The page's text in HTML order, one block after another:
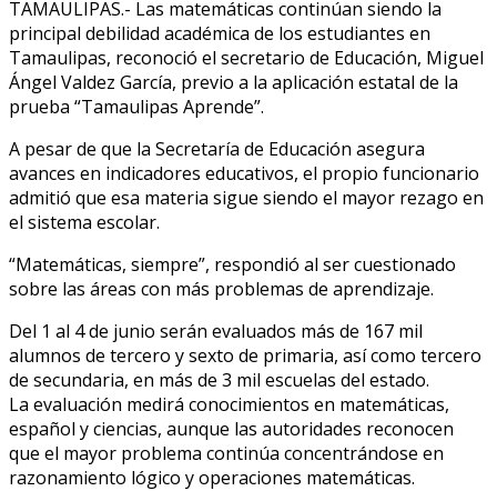
TAMAULIPAS.- Las matemáticas continúan siendo la
principal debilidad académica de los estudiantes en
Tamaulipas, reconoció el secretario de Educación, Miguel
Ángel Valdez García, previo a la aplicación estatal de la
prueba “Tamaulipas Aprende”.
A pesar de que la Secretaría de Educación asegura
avances en indicadores educativos, el propio funcionario
admitió que esa materia sigue siendo el mayor rezago en
el sistema escolar.
“Matemáticas, siempre”, respondió al ser cuestionado
sobre las áreas con más problemas de aprendizaje.
Del 1 al 4 de junio serán evaluados más de 167 mil
alumnos de tercero y sexto de primaria, así como tercero
de secundaria, en más de 3 mil escuelas del estado.
La evaluación medirá conocimientos en matemáticas,
español y ciencias, aunque las autoridades reconocen
que el mayor problema continúa concentrándose en
razonamiento lógico y operaciones matemáticas.